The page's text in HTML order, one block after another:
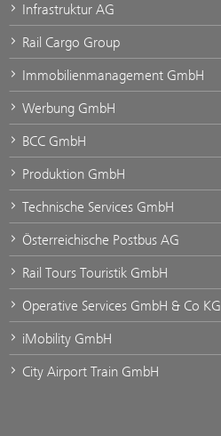
Infrastruktur AG
Rail Cargo Group
Immobilienmanagement GmbH
Werbung GmbH
BCC GmbH
Produktion GmbH
Technische Services GmbH
Österreichische Postbus AG
Rail Tours Touristik GmbH
Operative Services GmbH & Co KG
iMobility GmbH
City Airport Train GmbH